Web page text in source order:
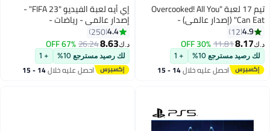
تيم 17 لعبة "Overcooked! All You
Can Eat" (إصدار عالمي) -
playstation_5_ps5
4.9
12
د.ك‏8.17
11.81
30% OFF
لك رصيد مسترجع 10% + 1
احصل عليه خلال 14 - 15
اغسطس
إي أيه لعبة الفيديو "FIFA 23" -
إصدار عالمي - رياضات -
playstation_5_ps5
4.4
250
د.ك‏8.63
26.24
67% OFF
لك رصيد مسترجع 10% + 1
احصل عليه خلال 14 - 15
اغسطس